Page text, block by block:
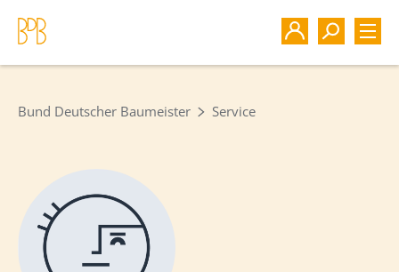
Bund Deutscher Baumeister Service